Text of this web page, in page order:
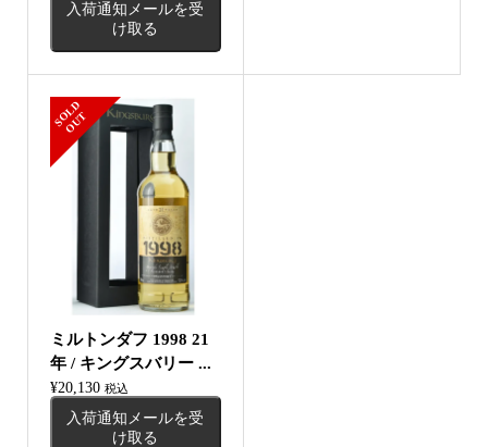
入荷通知メールを受
け取る
S
O
L
D
O
U
T
ミルトンダフ 1998 21
年 / キングスバリー ...
¥20,130 税込
入荷通知メールを受
け取る